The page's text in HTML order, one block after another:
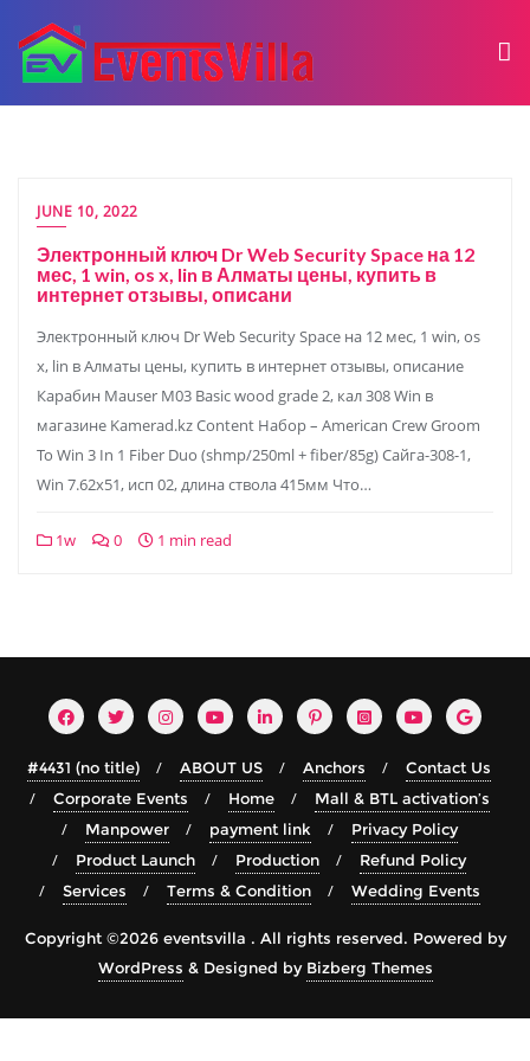
JUNE 10, 2022
Электронный ключ Dr Web Security Space на 12
мес, 1 win, os x, lin в Алматы цены, купить в
интернет отзывы, описани
Электронный ключ Dr Web Security Space на 12 мес, 1 win, os
x, lin в Алматы цены, купить в интернет отзывы, описание
Карабин Mauser M03 Basic wood grade 2, кал 308 Win в
магазине Kamerad.kz Content Набор – American Crew Groom
To Win 3 In 1 Fiber Duo (shmp/250ml + fiber/85g) Сайга-308-1,
Win 7.62х51, исп 02, длина ствола 415мм Что…
1w 0 1 min read
#4431 (no title) ABOUT US Anchors
Contact Us
Corporate Events
Home
Mall & BTL activation’s
Manpower
payment link
Privacy Policy
Product Launch
Production
Refund Policy
Services
Terms & Condition Wedding Events
Copyright ©2026 eventsvilla . All rights reserved. Powered by
WordPress & Designed by Bizberg Themes